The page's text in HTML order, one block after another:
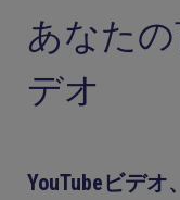
あなたの
デオ
YouTubeビデオ